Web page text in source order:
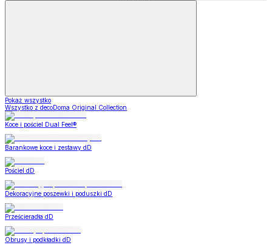
Pokaż wszystko
Wszystko z decoDoma Original Collection
Koce i pościel Dual Feel®
Barankowe koce i zestawy dD
Pościel dD
Dekoracyjne poszewki i poduszki dD
Prześcieradła dD
Obrusy i podkładki dD